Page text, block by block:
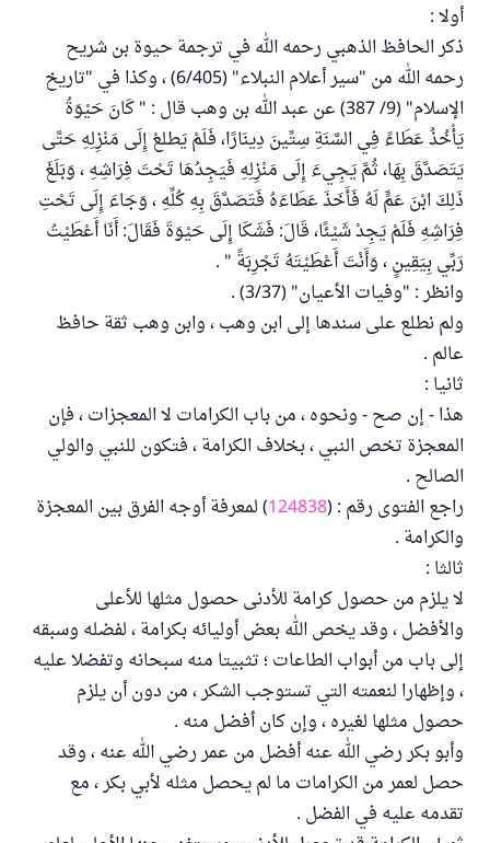
أولا :
ذكر الحافظ الذهبي رحمه الله في ترجمة حيوة بن شريح
رحمه الله من "سير أعلام النبلاء" (6/405) ، وكذا في "تاريخ
الإسلام" (9/ 387) عن عبد الله بن وهب قال : " كَانَ حَيْوَةُ
يَأْخُذُ عَطَاءً فِي السَّنَةِ سِتِّينَ دِينَارًا، فَلَمْ يَطلعْ إِلَى مَنْزِلِهِ حَتَّى
يَتَصَدَّقَ بِهَا، ثُمَّ يَجِيءَ إِلَى مَنْزِلِهِ فَيَجِدُهَا تَحْتَ فِرَاشِهِ ، وَبَلَغَ
ذَلِكَ ابْنَ عَمٍّ لَهُ فَأَخَذَ عَطَاءَهُ فَتَصَدَّقَ بِهِ كُلِّهِ ، وَجَاءَ إِلَى تَحْتِ
فِرَاشِهِ فَلَمْ يَجِدْ شَيْئًا، قَالَ: فَشَكَا إِلَى حَيْوَةَ فَقَالَ: أَنَا أَعْطَيْتُ
رَبِّي بِيَقِينٍ ، وَأَنْتَ أَعْطَيْتَهُ تَجْرِبَةً " .
وانظر : "وفيات الأعيان" (3/37) .
ولم نطلع على سندها إلى ابن وهب ، وابن وهب ثقة حافظ
عالم .
ثانيا :
هذا - إن صح - ونحوه ، من باب الكرامات لا المعجزات ، فإن
المعجزة تخص النبي ، بخلاف الكرامة ، فتكون للنبي والولي
الصالح .
راجع الفتوى رقم : (124838) لمعرفة أوجه الفرق بين المعجزة
والكرامة .
ثالثا :
لا يلزم من حصول كرامة للأدنى حصول مثلها للأعلى
والأفضل ، وقد يخص الله بعض أوليائه بكرامة ، لفضله وسبقه
إلى باب من أبواب الطاعات ؛ تثبيتا منه سبحانه وتفضلا عليه
، وإظهارا لنعمته التي تستوجب الشكر ، من دون أن يلزم
حصول مثلها لغيره ، وإن كان أفضل منه .
وأبو بكر رضي الله عنه أفضل من عمر رضي الله عنه ، وقد
حصل لعمر من الكرامات ما لم يحصل مثله لأبي بكر ، مع
تقدمه عليه في الفضل .